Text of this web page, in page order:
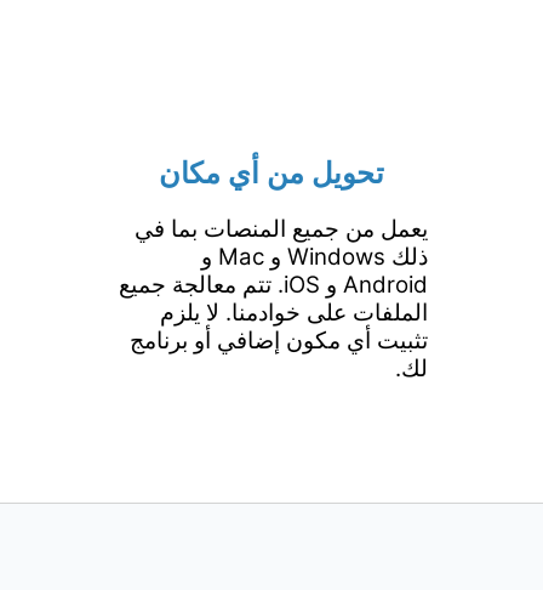
تحويل من أي مكان
يعمل من جميع المنصات بما في
ذلك Windows و Mac و
Android و iOS. تتم معالجة جميع
الملفات على خوادمنا. لا يلزم
تثبيت أي مكون إضافي أو برنامج
لك.